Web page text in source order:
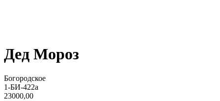
Дед Мороз
Богородское
1-БИ-422а
23000,00